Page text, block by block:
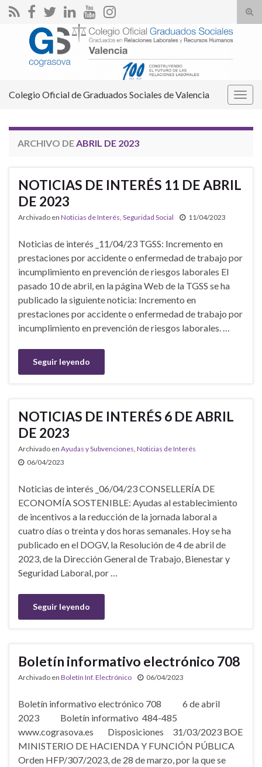
el
Search for:
Colegio Oficial de Graduados Sociales de Valencia
ARCHIVO DE ABRIL DE 2023
NOTICIAS DE INTERÉS 11 DE ABRIL
DE 2023
Archivado en Noticias de Interés Seguridad Social 11/04/2023
Noticias de interés _11/04/23 TGSS: Incremento en
prestaciones por accidente o enfermedad de trabajo por
incumplimiento en prevención de riesgos laborales El
pasado 10 de abril, en la página Web de la TGSS se ha
publicado la siguiente noticia: Incremento en
prestaciones por accidente o enfermedad de trabajo por
incumplimiento en prevención de riesgos laborales. …
Seguir leyendo
NOTICIAS DE INTERÉS 6 DE ABRIL
DE 2023
Archivado en Ayudas y Subvenciones Noticias de Interés
06/04/2023
Noticias de interés _06/04/23 CONSELLERÍA DE
ECONOMÍA SOSTENIBLE: Ayudas al establecimiento
de incentivos a la reducción de la jornada laboral a
cuatro días o treinta y dos horas semanales. Hoy se ha
publicado en el DOGV, la Resolución de 4 de abril de
2023, de la Dirección General de Trabajo, Bienestar y
Seguridad Laboral, por …
Seguir leyendo
Boletín informativo electrónico 708
Archivado en Boletín Inf. Electrónico 06/04/2023
Boletín informativo electrónico 708 6 de abril
2023 Boletín informativo 484-485
www.cograsova.es Disposiciones 31/03/2023 BOE
MINISTERIO DE HACIENDA Y FUNCIÓN PÚBLICA
Orden HFP/307/2023, de 28 de marzo, por la que se